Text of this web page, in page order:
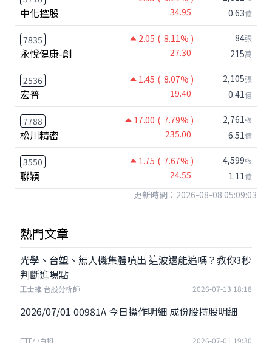
中化控股 34.95 0.63億
7835 2.05 ( 8.11% )
永悅健康-創 27.30
84張
215萬
2536 1.45 ( 8.07% )
宏普 19.40
2,105張
0.41億
7788 17.00 ( 7.79% )
松川精密 235.00
2,761張
6.51億
3550 1.75 ( 7.67% )
聯穎 24.55
4,599張
1.11億
更新時間：2026-08-08 05:09:03
熱門文章
光學、台塑、無人機集體噴出 這波還能追嗎？教你3秒
判斷進場點
王士維 台股分析師 2026-07-13 18:18
2026/07/01 00981A 今日操作明細 成份股持股明細
ETF小百科 2026-07-01 19:30